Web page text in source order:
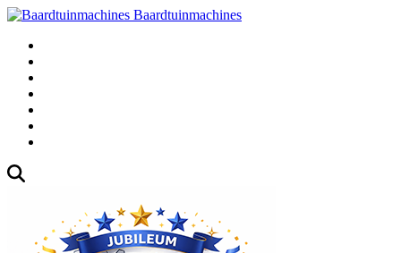
Baardtuinmachines